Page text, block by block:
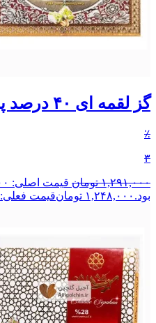
گز لقمه ای ۴۰ درصد پسته سپاهان
٪
۳
۱,۲۹۱,۰۰۰ تومان
بود. ۱,۲۴۸,۰۰۰ تومانقیمت فعلی: ۱,۲۴۸,۰۰۰ تومان.